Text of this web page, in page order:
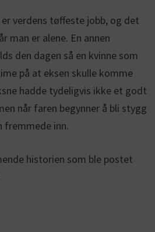
verdens tøffeste jobb, og det
man er alene. En annen
den dagen så en kvinne som
på at eksen skulle komme
hadde tydeligvis ikke et godt
når faren begynner å bli stygg
fremmede inn.
historien som ble postet